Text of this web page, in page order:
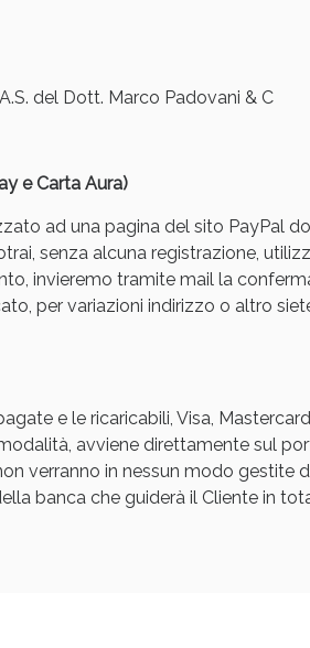
del Dott. Marco Padovani & C
e Carta Aura)
ad una pagina del sito PayPal
senza alcuna registrazione,
invieremo tramite mail la
per variazioni indirizzo o altro
e le ricaricabili, Visa,
avviene direttamente sul
verranno in nessun modo gestite
banca che guiderà il Cliente in